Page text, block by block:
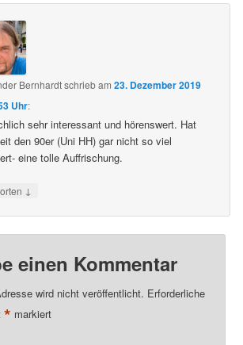
Bernhardtschriebam23. Dezember 2019
Uhr:
sehr interessant und hörenswert. Hat
den 90er (Uni HH) gar nicht so viel
eine tolle Auffrischung.
↓
einen Kommentar
wird nicht veröffentlicht. Erforderliche
* markiert